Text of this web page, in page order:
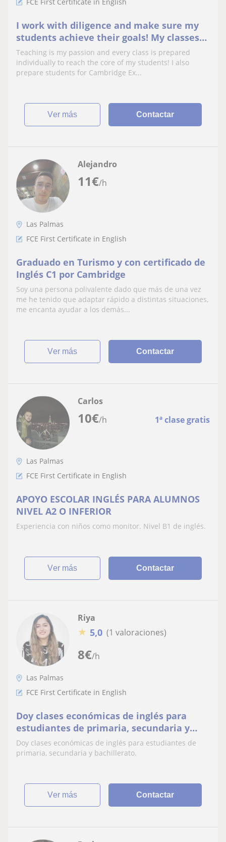
I work with diligence and make sure my
students achieve their goals! My classes
are for all ages from 3 year-olds to adults!
Teaching is my passion and every class is prepared
individually to reach the core of my students! I also
prepare students for Cambridge Ex...
ver más Contactar
11€/h
Alejandro
Las Palmas
FCE First Certificate in English
Graduado en Turismo y con certificado de
Inglés C1 por Cambridge
Soy una persona polivalente dado que más de una vez
me he tenido que adaptar rápido a distintas situaciones,
me encanta ayudar a los demás...
ver más Contactar
10€/h 1ª clase gratis
Carlos
Las Palmas
FCE First Certificate in English
APOYO ESCOLAR INGLÉS PARA ALUMNOS
NIVEL A2 O INFERIOR
Experiencia con niños como monitor. Nivel B1 de inglés.
ver más Contactar
8€/h
Riya
★ 5,0 (1 valoraciones)
Las Palmas
FCE First Certificate in English
Doy clases económicas de inglés para
estudiantes de primaria, secundaria y
bachillerato
Doy clases económicas de inglés para estudiantes de
primaria, secundaria y bachillerato.
ver más Contactar